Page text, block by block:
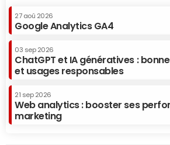
27 aoû 2026
Google Analytics GA4
03 sep 2026
ChatGPT et IA génératives :
et usages responsables
21 sep 2026
Web analytics : booster ses
marketing